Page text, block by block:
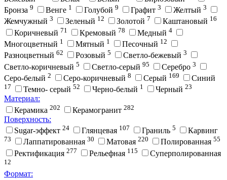
Бронза 9 Венге 1 Голубой 9 Графит 3 Желтый 3
Жемчужный 3 Зеленый 12 Золотой 7 Каштановый 16
Коричневый 71 Кремовый 78 Медный 4
Многоцветный 1 Мятный 1 Песочный 12
Разноцветный 62 Розовый 5 Светло-бежевый 3
Светло-коричневый 5 Светло-серый 95 Серебро 3
Серо-белый 2 Серо-коричневый 8 Серый 169 Синий
17 Темно- серый 52 Черно-белый 1 Черный 23
Материал:
Керамика 202 Керамогранит 282
Поверхность:
Sugar-эффект 24 Глянцевая 107 Граниль 5 Карвинг
73 Лаппатированная 30 Матовая 220 Полированная 55
Ректификация 277 Рельефная 115 Суперполированная
12
Формат: